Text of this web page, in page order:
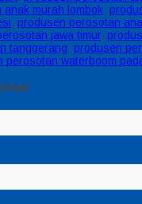
murah lombok,
, produsen perosotan
jawa timur,
tanggerang, produsen
perosotan waterboom